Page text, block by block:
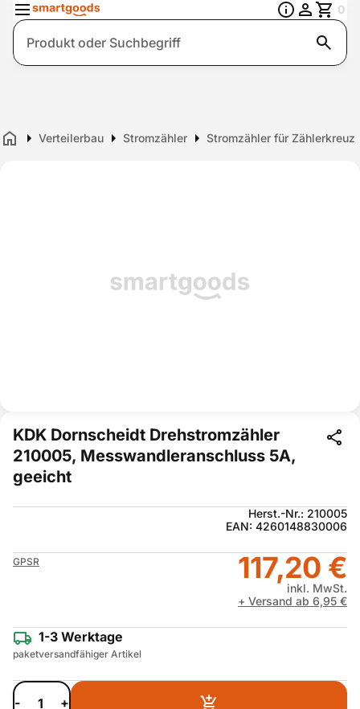
Suche
0
Home Verteilerbau Stromzähler Stromzähler für Zählerkreuz
KDK Dornscheidt Drehstromzähler
210005, Messwandleranschluss 5A,
geeicht
Herst.-Nr.: 210005
EAN: 4260148830006
GPSR 117,20 €
inkl. MwSt.
+ Versand ab 6,95 €
1-3 Werktage
paketversandfähiger Artikel
- +